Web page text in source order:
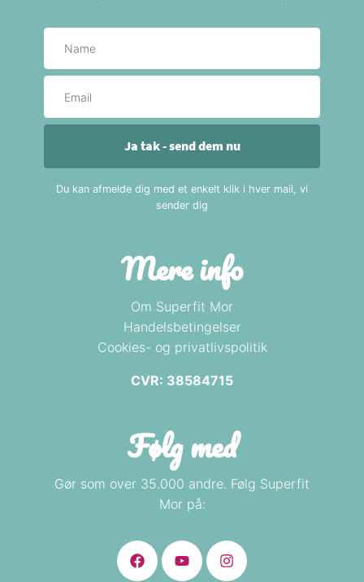
Mere info
Om Superfit Mor
Handelsbetingelser
Cookies- og privatlivspolitik
CVR: 38584715
Ja tak - send dem nu
Du kan afmelde dig med et enkelt klik i hver mail, vi
sender dig
Følg med
Gør som over 35.000 andre. Følg Superfit
Mor på: